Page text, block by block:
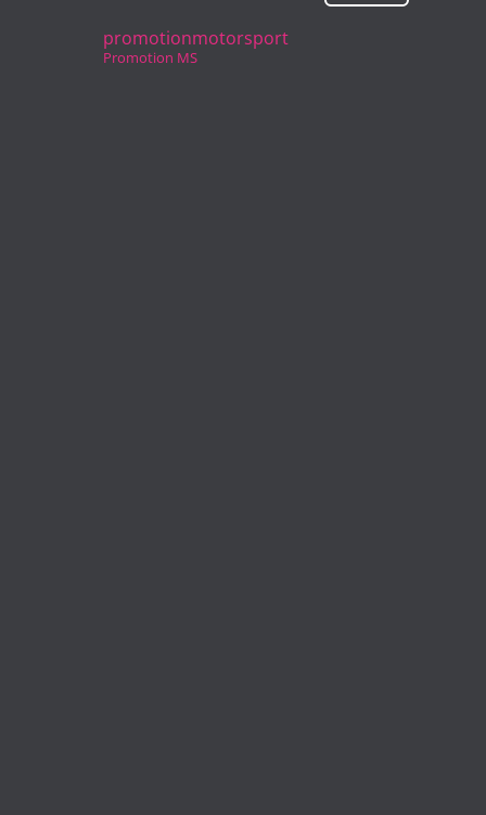
promotionmotorsport
Promotion MS